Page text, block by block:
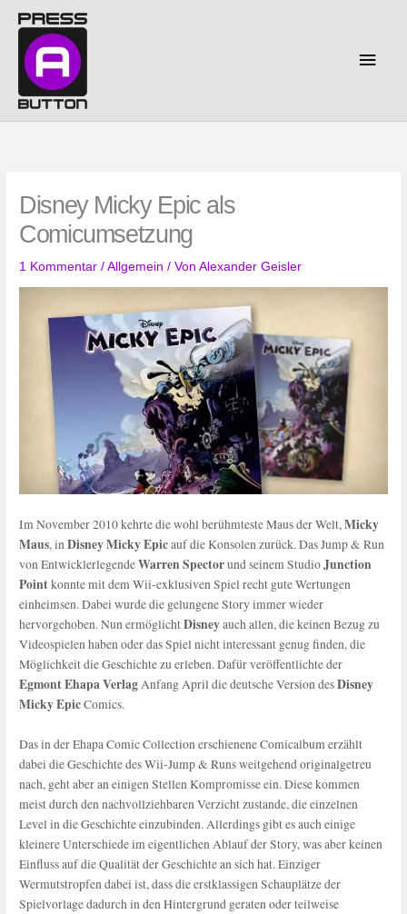
Inhalt
springen
Disney Micky Epic als
Comicumsetzung
1 Kommentar /Allgemein / VonAlexander Geisler
Im November 2010 kehrte die wohl berühmteste Maus der Welt,Micky
Maus, inDisney Micky Epicauf die Konsolen zurück. Das Jump & Run
von EntwicklerlegendeWarren Spectorund seinem StudioJunction
Pointkonnte mit dem Wii-exklusiven Spiel recht gute Wertungen
einheimsen. Dabei wurde die gelungene Story immer wieder
hervorgehoben. Nun ermöglichtDisneyauch allen, die keinen Bezug zu
Videospielen haben oder das Spiel nicht interessant genug finden, die
Möglichkeit die Geschichte zu erleben. Dafür veröffentlichte der
Egmont Ehapa VerlagAnfang April die deutsche Version desDisney
Micky EpicComics.
Das in der Ehapa Comic Collection erschienene Comicalbum erzählt
dabei die Geschichte des Wii-Jump & Runs weitgehend originalgetreu
nach, geht aber an einigen Stellen Kompromisse ein. Diese kommen
meist durch den nachvollziehbaren Verzicht zustande, die einzelnen
Level in die Geschichte einzubinden. Allerdings gibt es auch einige
kleinere Unterschiede im eigentlichen Ablauf der Story, was aber keinen
Einfluss auf die Qualität der Geschichte an sich hat. Einziger
Wermutstropfen dabei ist, dass die erstklassigen Schauplätze der
Spielvorlage dadurch in den Hintergrund geraten oder teilweise